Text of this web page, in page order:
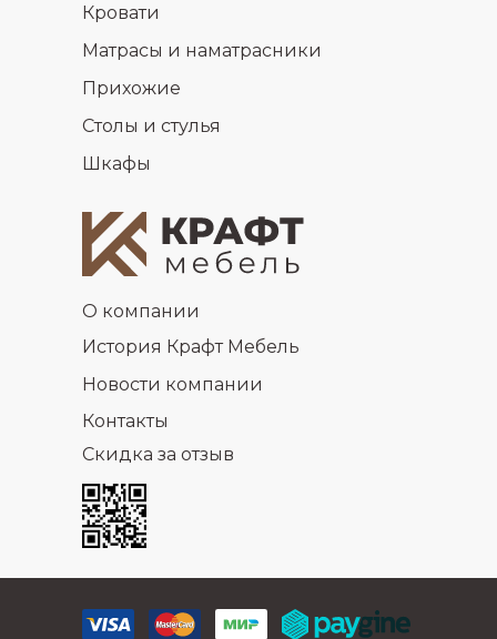
Кровати
Матрасы и наматрасники
Прихожие
Столы и стулья
Шкафы
О компании
История Крафт Мебель
Новости компании
Контакты
Скидка за отзыв